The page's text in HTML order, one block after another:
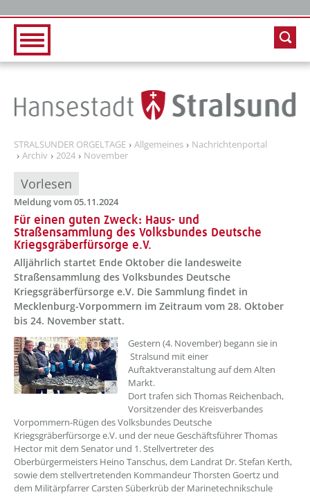
STRALSUNDER ORGELTAGE Allgemeines
Nachrichtenportal
Archiv
2024 November
Vorlesen
Meldung vom 05.11.2024
Für einen guten Zweck: Haus- und
Straßensammlung des Volksbundes Deutsche
Kriegsgräberfürsorge e.V.
Alljährlich startet Ende Oktober die landesweite
Straßensammlung des Volksbundes Deutsche
Kriegsgräberfürsorge e.V. Die Sammlung findet in
Mecklenburg-Vorpommern im Zeitraum vom 28. Oktober
bis 24. November statt.
??? absaetzeOben[1]/titel ???
Gestern (4. November) begann sie in
Stralsund mit einer
Auftaktveranstaltung auf dem Alten
Markt.
Dort trafen sich Thomas Reichenbach,
Vorsitzender des Kreisverbandes
Vorpommern-Rügen des Volksbundes Deutsche
Kriegsgräberfürsorge e.V. und der neue Geschäftsführer Thomas
Hector mit dem Senator und 1. Stellvertreter des
Oberbürgermeisters Heino Tanschus, dem Landrat Dr. Stefan Kerth,
sowie dem stellvertretenden Kommandeur Thorsten Goertz und
dem Militärpfarrer Carsten Süberkrüb der Marinetechnikschule